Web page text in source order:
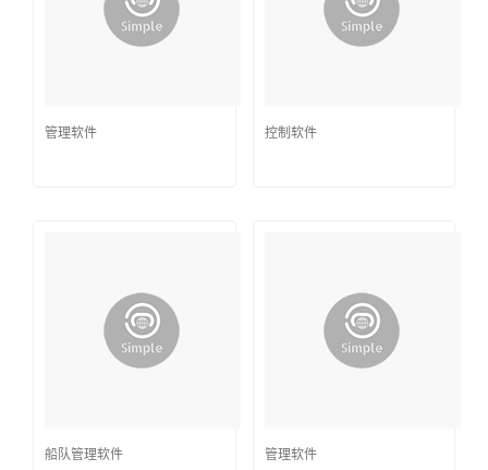
管理软件 控制软件
船队管理软件 管理软件